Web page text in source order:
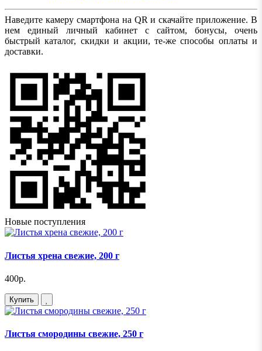
Наведите камеру смартфона на QR и скачайте приложение. В
нем единый личный кабинет с сайтом, бонусы, очень
быстрый каталог, скидки и акции, те-же способы оплаты и
доставки.
Новые поступления
Листья хрена свежие, 200 г
400р.
Купить
Листья смородины свежие, 250 г